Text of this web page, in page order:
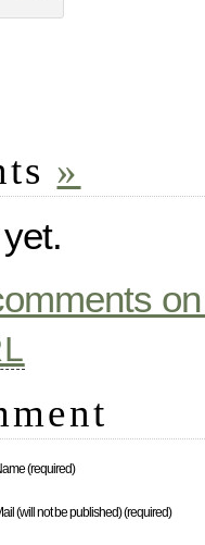
»
(required)
(will not be published) (required)